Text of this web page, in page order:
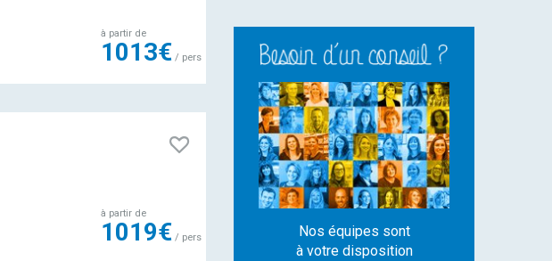
Nos équipes sont
à votre disposition
à partir de
1013€/ pers
à partir de
1019€/ pers